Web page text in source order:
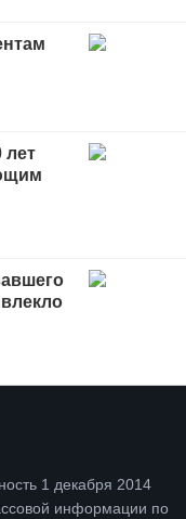
лет
1 декабря 2014
информации по